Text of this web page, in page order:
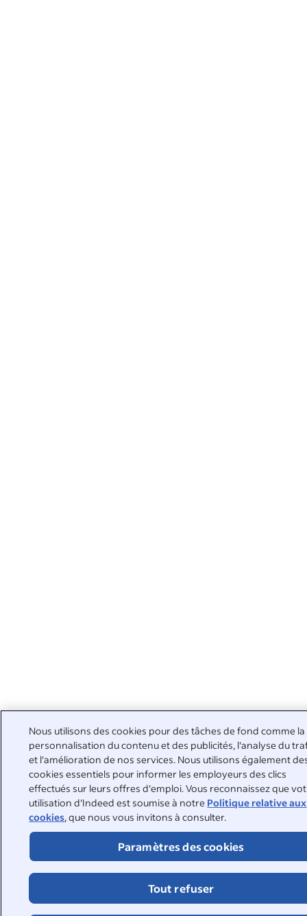
Nous utilisons des cookies pour des tâches de fond comme la
personnalisation du contenu et des publicités, l'analyse du
et l'amélioration de nos services. Nous utilisons également
cookies essentiels pour informer les employeurs des clics
effectués sur leurs offres d'emploi. Vous reconnaissez que
utilisation d'Indeed est soumise à notre Politique relative aux
cookies, que nous vous invitons à consulter.
Paramètres des cookies
Tout refuser